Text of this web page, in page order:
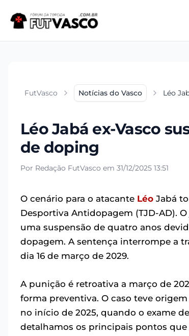
FutVasco Notícias do Vasco Léo
Léo Jabá ex-Vasco
de doping
Por Redação FutVasco em 31/12/2025 13:51
O cenário para o atacante Léo Jabá
Desportiva Antidopagem (TJD-AD).
uma suspensão de quatro anos
dopagem. A sentença interrompe a
dia 16 de março de 2029.
A punição é retroativa a março de
forma preventiva. O caso teve
no início de 2025, quando o exame
detalhamos os principais pontos que